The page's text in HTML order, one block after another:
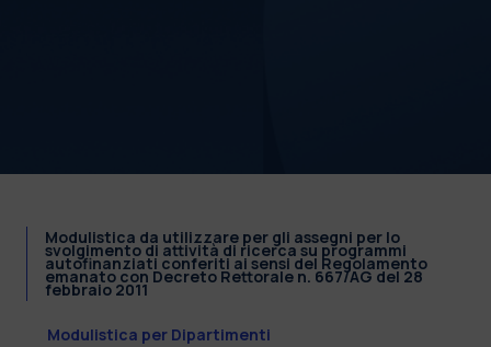
Modulistica da utilizzare per gli assegni per lo
svolgimento di attività di ricerca su programmi
autofinanziati conferiti ai sensi del Regolamento
emanato con Decreto Rettorale n. 667/AG del 28
febbraio 2011
Modulistica per Dipartimenti